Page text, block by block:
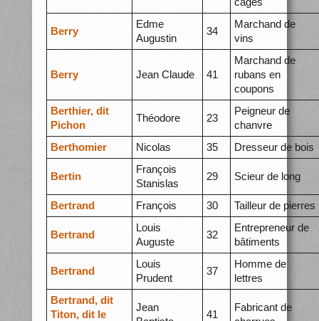
Berry
Edme
Augustin
34
Marchand de
vins
Berry Jean Claude 41
Marchand de
rubans en
coupons
Berthier, dit
Pichon
Théodore 23
Peigneur de
chanvre
Berthomier
Nicolas 35 Dresseur de bois
Bertin
François
Stanislas
29 Scieur de long
Bertrand François 30 Tailleur de pierres
Bertrand
Louis
Auguste
32
Entrepreneur de
bâtiments
Bertrand
Louis
Prudent
37
Homme de
lettres
Bertrand, dit
Titon, dit le
Jean
41
Fabricant de